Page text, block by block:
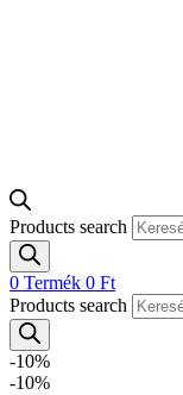
Products search
0 Termék 0 Ft
Products search
-10%
-10%